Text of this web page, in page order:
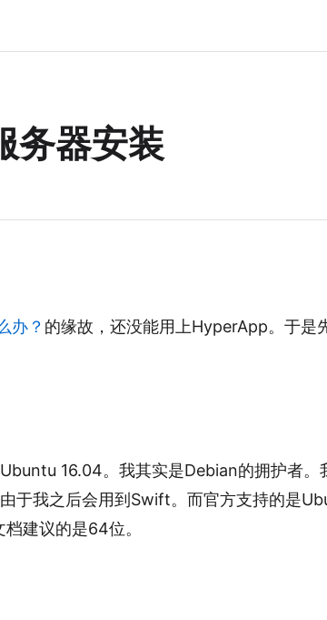
务器安装
办？ 的缘故，还没能用上HyperApp。于是
16.04。我其实是Debian的拥护者。
于我之后会用到Swift。而官方支持的是
建议的是64位。